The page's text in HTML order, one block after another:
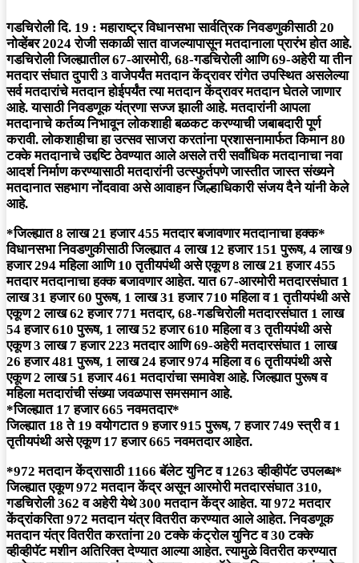
गडचिरोली दि. 19 : महाराष्ट्र विधानसभा सार्वत्रिक निवडणुकीसाठी 20
नोव्हेंबर 2024 रोजी सकाळी सात वाजल्यापासून मतदानाला प्रारंभ होत आहे.
गडचिरोली जिल्ह्यातील 67-आरमोरी, 68-गडचिरोली आणि 69-अहेरी या तीन
मतदार संघात दुपारी 3 वाजेपर्यंत मतदान केंद्रावर रांगेत उपस्थित असलेल्या
सर्व मतदारांचे मतदान होईपर्यंत त्या मतदान केंद्रावर मतदान घेतले जाणार
आहे. यासाठी निवडणूक यंत्रणा सज्ज झाली आहे. मतदारांनी आपला
मतदानाचे कर्तव्य निभावून लोकशाही बळकट करण्याची जबाबदारी पूर्ण
करावी. लोकशाहीचा हा उत्सव साजरा करतांना प्रशासनामार्फत किमान 80
टक्के मतदानाचे उद्दष्टि ठेवण्यात आले असले तरी सर्वांधिक मतदानाचा नवा
आदर्श निर्माण करण्यासाठी मतदारांनी उत्स्फुर्तपणे जास्तीत जास्त संख्यने
मतदानात सहभाग नोंदवावा असे आवाहन जिल्हाधिकारी संजय दैने यांनी केले
आहे.
*जिल्ह्यात 8 लाख 21 हजार 455 मतदार बजावणार मतदानाचा हक्क*
विधानसभा निवडणुकीसाठी जिल्ह्यात 4 लाख 12 हजार 151 पुरूष, 4 लाख 9
हजार 294 महिला आणि 10 तृतीयपंथी असे एकूण 8 लाख 21 हजार 455
मतदार मतदानाचा हक्क बजावणार आहेत. यात 67-आरमोरी मतदारसंघात 1
लाख 31 हजार 60 पुरूष, 1 लाख 31 हजार 710 महिला व 1 तृतीयपंथी असे
एकूण 2 लाख 62 हजार 771 मतदार, 68-गडचिरोली मतदारसंघात 1 लाख
54 हजार 610 पुरूष, 1 लाख 52 हजार 610 महिला व 3 तृतीयपंथी असे
एकूण 3 लाख 7 हजार 223 मतदार आणि 69-अहेरी मतदारसंघात 1 लाख
26 हजार 481 पुरूष, 1 लाख 24 हजार 974 महिला व 6 तृतीयपंथी असे
एकूण 2 लाख 51 हजार 461 मतदारांचा समावेश आहे. जिल्ह्यात पुरूष व
महिला मतदारांची संख्या जवळपास समसमान आहे.
*जिल्ह्यात 17 हजार 665 नवमतदार*
जिल्ह्यात 18 ते 19 वयोगटात 9 हजार 915 पुरूष, 7 हजार 749 स्त्री व 1
तृतीयपंथी असे एकूण 17 हजार 665 नवमतदार आहेत.
*972 मतदान केंद्रासाठी 1166 बॅलेट युनिट व 1263 व्हीव्हीपॅट उपलब्ध*
जिल्ह्यात एकूण 972 मतदान केंद्र असून आरमोरी मतदारसंघात 310,
गडचिरोली 362 व अहेरी येथे 300 मतदान केंद्र आहेत. या 972 मतदार
केंद्रांकरिता 972 मतदान यंत्र वितरीत करण्यात आले आहेत. निवडणूक
मतदान यंत्र वितरीत करतांना 20 टक्के कंट्रोल युनिट व 30 टक्के
व्हीव्हीपॅट मशीन अतिरिक्त देण्यात आल्या आहेत. त्यामुळे वितरीत करण्यात